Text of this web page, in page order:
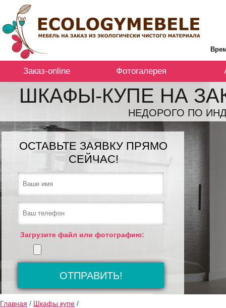
Заказ-online Фотогалерея
ШКАФЫ-КУПЕ НА
НЕДОРОГО ПО
ОСТАВЬТЕ ЗАЯВКУ ПРЯМО
СЕЙЧАС!
Загрузите файл или фотографию:
Главная / Шкафы купе /